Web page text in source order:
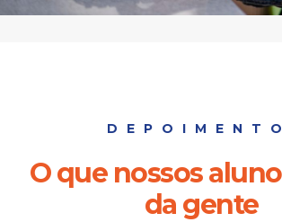
O que nossos
da gente